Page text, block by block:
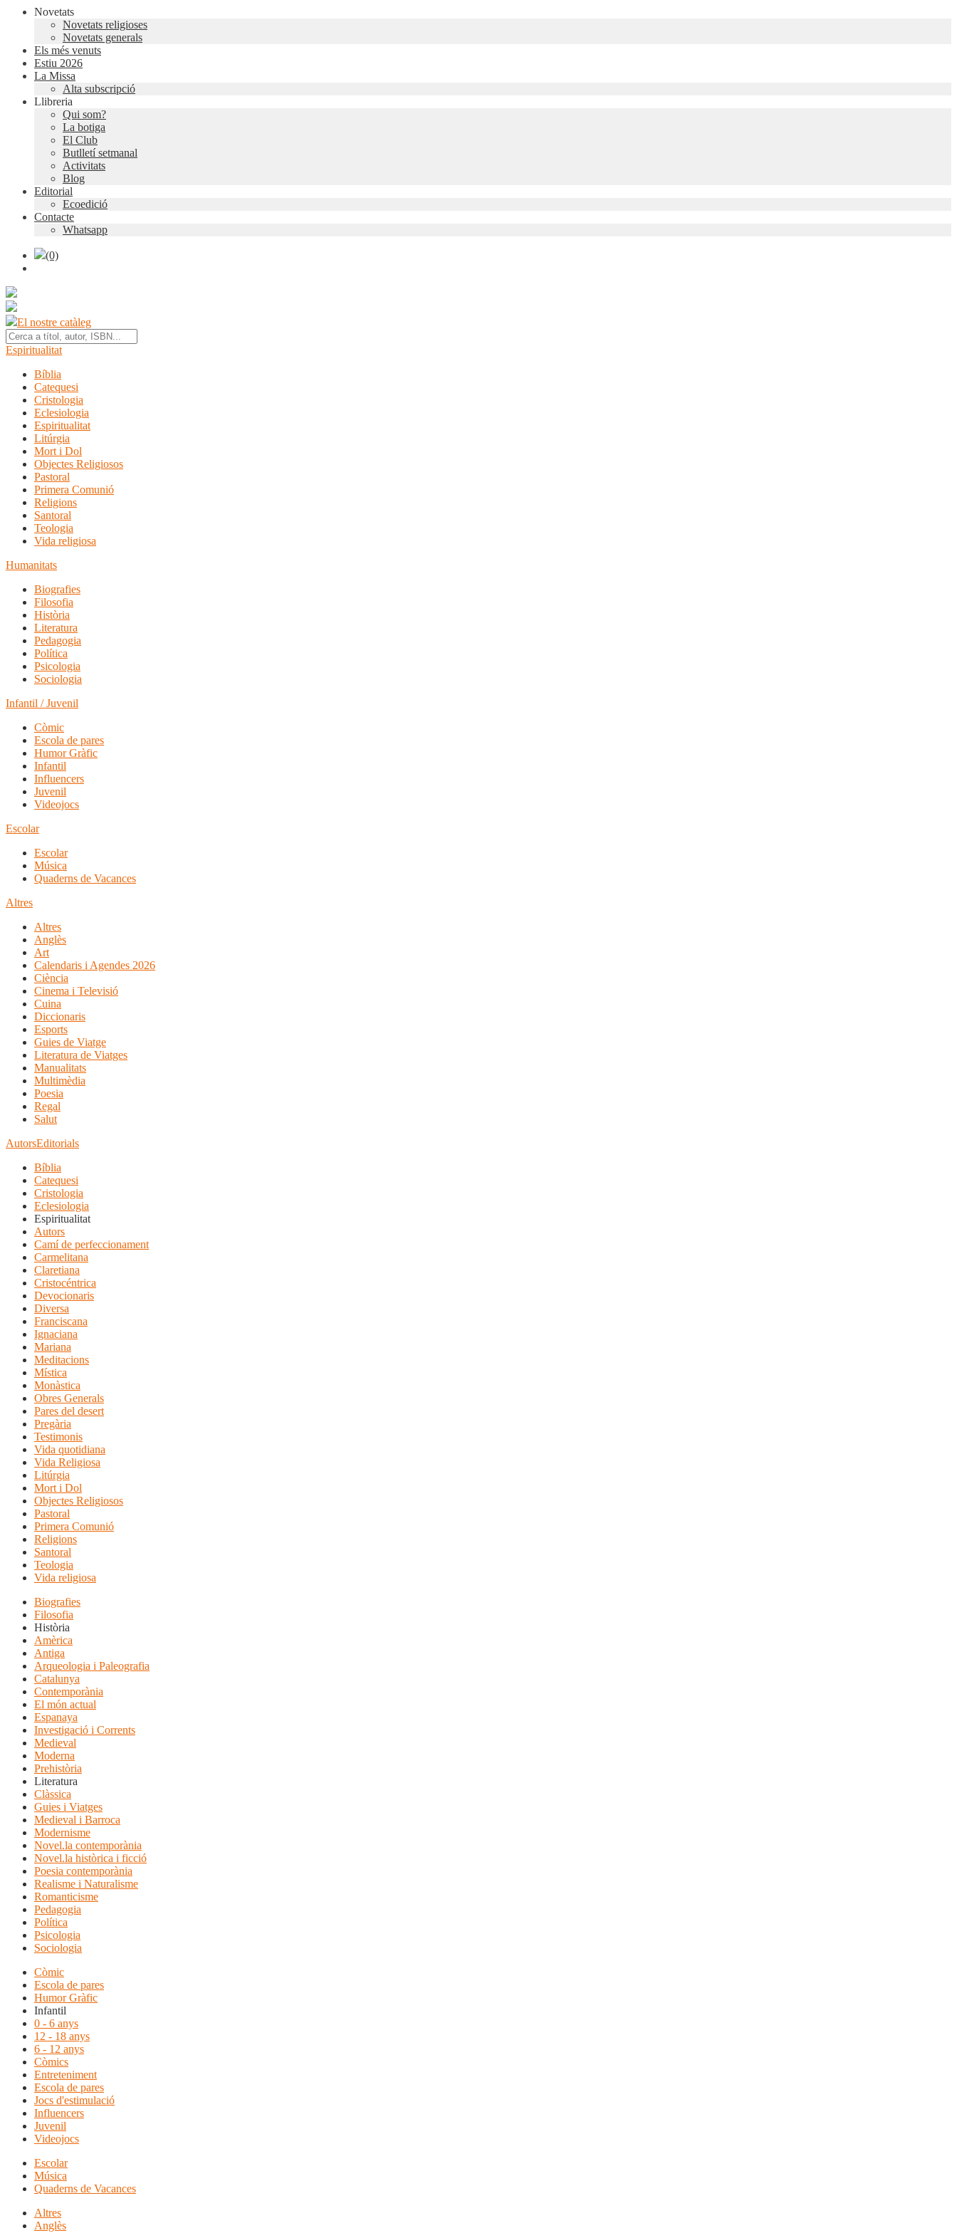
Novetats
Novetats religioses
Novetats generals
Els més venuts
Estiu 2026
La Missa
Alta subscripció
Llibreria
Qui som?
La botiga
El Club
Butlletí setmanal
Activitats
Blog
Editorial
Ecoedició
Contacte
Whatsapp
(0)
El nostre catàleg
Espiritualitat
Bíblia
Catequesi
Cristologia
Eclesiologia
Espiritualitat
Litúrgia
Mort i Dol
Objectes Religiosos
Pastoral
Primera Comunió
Religions
Santoral
Teologia
Vida religiosa
Humanitats
Biografies
Filosofia
Història
Literatura
Pedagogia
Política
Psicologia
Sociologia
Infantil / Juvenil
Còmic
Escola de pares
Humor Gràfic
Infantil
Influencers
Juvenil
Videojocs
Escolar
Escolar
Música
Quaderns de Vacances
Altres
Altres
Anglès
Art
Calendaris i Agendes 2026
Ciència
Cinema i Televisió
Cuina
Diccionaris
Esports
Guies de Viatge
Literatura de Viatges
Manualitats
Multimèdia
Poesia
Regal
Salut
AutorsEditorials
Bíblia
Catequesi
Cristologia
Eclesiologia
Espiritualitat
Autors
Camí de perfeccionament
Carmelitana
Claretiana
Cristocéntrica
Devocionaris
Diversa
Franciscana
Ignaciana
Mariana
Meditacions
Mística
Monàstica
Obres Generals
Pares del desert
Pregària
Testimonis
Vida quotidiana
Vida Religiosa
Litúrgia
Mort i Dol
Objectes Religiosos
Pastoral
Primera Comunió
Religions
Santoral
Teologia
Vida religiosa
Biografies
Filosofia
Història
Amèrica
Antiga
Arqueologia i Paleografia
Catalunya
Contemporània
El món actual
Espanaya
Investigació i Corrents
Medieval
Moderna
Prehistòria
Literatura
Clàssica
Guies i Viatges
Medieval i Barroca
Modernisme
Novel.la contemporània
Novel.la històrica i ficció
Poesia contemporània
Realisme i Naturalisme
Romanticisme
Pedagogia
Política
Psicologia
Sociologia
Còmic
Escola de pares
Humor Gràfic
Infantil
0 - 6 anys
12 - 18 anys
6 - 12 anys
Còmics
Entreteniment
Escola de pares
Jocs d'estimulació
Influencers
Juvenil
Videojocs
Escolar
Música
Quaderns de Vacances
Altres
Anglès